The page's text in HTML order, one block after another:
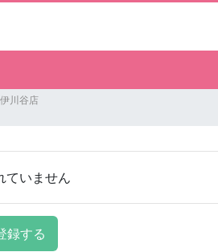
川谷店
ていません